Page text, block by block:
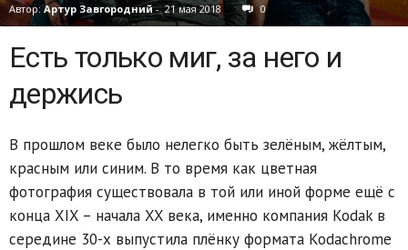
Автор:Артур Завгородний- 21 мая 2018 0
Есть только миг, за него и
держись
В прошлом веке было нелегко быть зелёным, жёлтым,
красным или синим. В то время как цветная
фотография существовала в той или иной форме ещё с
конца XIX – начала XX века, именно компания Kodak в
середине 30-х выпустила плёнку формата Kodachrome